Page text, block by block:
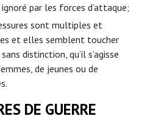
par les forces d’attaque;
sont multiples et
et elles semblent toucher
distinction, qu’il s’agisse
de jeunes ou de
DE GUERRE